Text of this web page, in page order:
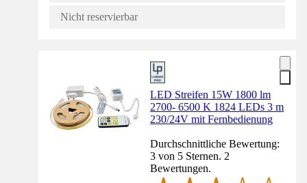
Nicht reservierbar
LED Streifen 15W 1800 lm
2700- 6500 K 1824 LEDs 3 m
230/24V mit Fernbedienung
Durchschnittliche Bewertung:
3 von 5 Sternen. 2
Bewertungen.